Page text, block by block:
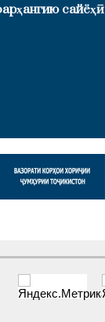
сайёҳӣ